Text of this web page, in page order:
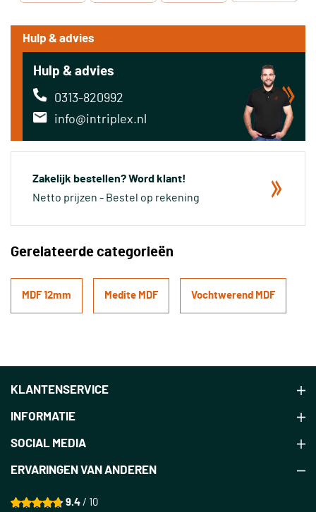
Hulp & advies
Hulp & advies
0313-820992
info@intriplex.nl
Zakelijk bestellen? Word klant!
Netto prijzen - Bestel op rekening
Gerelateerde categorieën
MDF 12mm Medite MDF Vochtwerend MDF
KLANTENSERVICE
INFORMATIE
SOCIAL MEDIA
ERVARINGEN VAN ANDEREN
9.4/ 10